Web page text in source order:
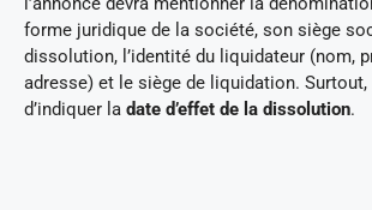
forme juridique de la société, son siège
dissolution, l’identité du liquidateur (nom,
adresse) et le siège de liquidation. Surtout,
d’indiquer la date d’effet de la dissolution.